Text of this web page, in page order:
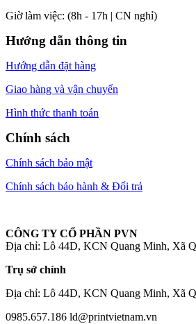
​Giờ làm việc: (8h - 17h | CN nghỉ)
Hướng dẫn thông tin
Hướng dẫn đặt hàng
Giao hàng và vận chuyển
Hình thức thanh toán
Chính sách
Chính sách bảo mật
Chính sách bảo hành & Đổi trả
CÔNG TY CỔ PHẦN PVN
Địa chỉ: Lô 44D, KCN Quang Minh, Xã
Trụ sở chính
Địa chỉ: Lô 44D, KCN Quang Minh, Xã
0985.657.186 ld@printvietnam.vn